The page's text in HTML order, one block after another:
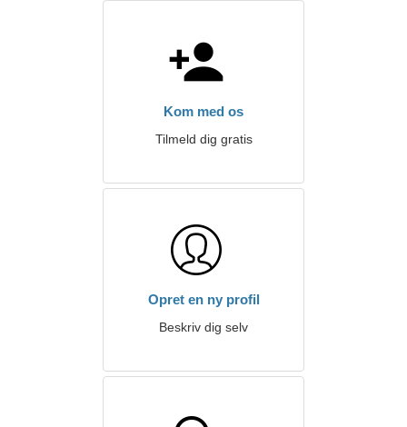
Kom med os
Tilmeld dig gratis
Opret en ny profil
Beskriv dig selv